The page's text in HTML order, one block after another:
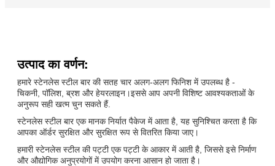
उत्पाद का वर्णन:
हमारे स्टेनलेस स्टील बार की सतह चार अलग-अलग फिनिश में उपलब्ध है -
चिकनी, पॉलिश, ब्रश और हेयरलाइन।इससे आप अपनी विशिष्ट आवश्यकताओं के
अनुरूप सही खत्म चुन सकते हैं.
स्टेनलेस स्टील बार एक मानक निर्यात पैकेज में आता है, यह सुनिश्चित करता है कि
आपका ऑर्डर सुरक्षित और सुरक्षित रूप से वितरित किया जाए।
हमारी स्टेनलेस स्टील की पट्टी एक पट्टी के आकार में आती है, जिससे इसे निर्माण
और औद्योगिक अनुप्रयोगों में उपयोग करना आसान हो जाता है।